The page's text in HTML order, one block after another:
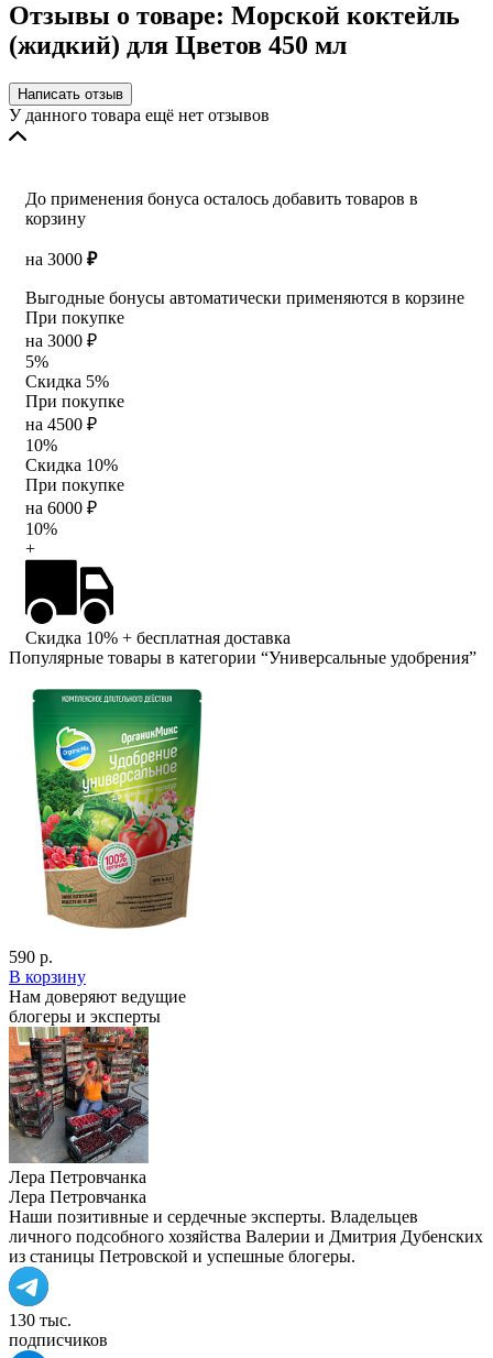
Отзывы о товаре: Морской коктейль
(жидкий) для Цветов 450 мл
Написать отзыв
У данного товара ещё нет отзывов
До применения бонуса осталось добавить товаров в
корзину
на 3000 ₽
Выгодные бонусы автоматически применяются в корзине
При покупке
на 3000 ₽
5%
Скидка 5%
При покупке
на 4500 ₽
10%
Скидка 10%
При покупке
на 6000 ₽
10%
+
Скидка 10% + бесплатная доставка
Популярные товары в категории “Универсальные удобрения”
590 р.
В корзину
Нам доверяют ведущие
блогеры и эксперты
Лера Петровчанка
Лера Петровчанка
Наши позитивные и сердечные эксперты. Владельцев
личного подсобного хозяйства Валерии и Дмитрия Дубенских
из станицы Петровской и успешные блогеры.
130 тыс.
подписчиков